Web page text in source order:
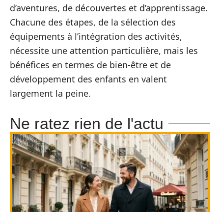
d’aventures, de découvertes et d’apprentissage.
Chacune des étapes, de la sélection des
équipements à l’intégration des activités,
nécessite une attention particulière, mais les
bénéfices en termes de bien-être et de
développement des enfants en valent
largement la peine.
Ne ratez rien de l'actu